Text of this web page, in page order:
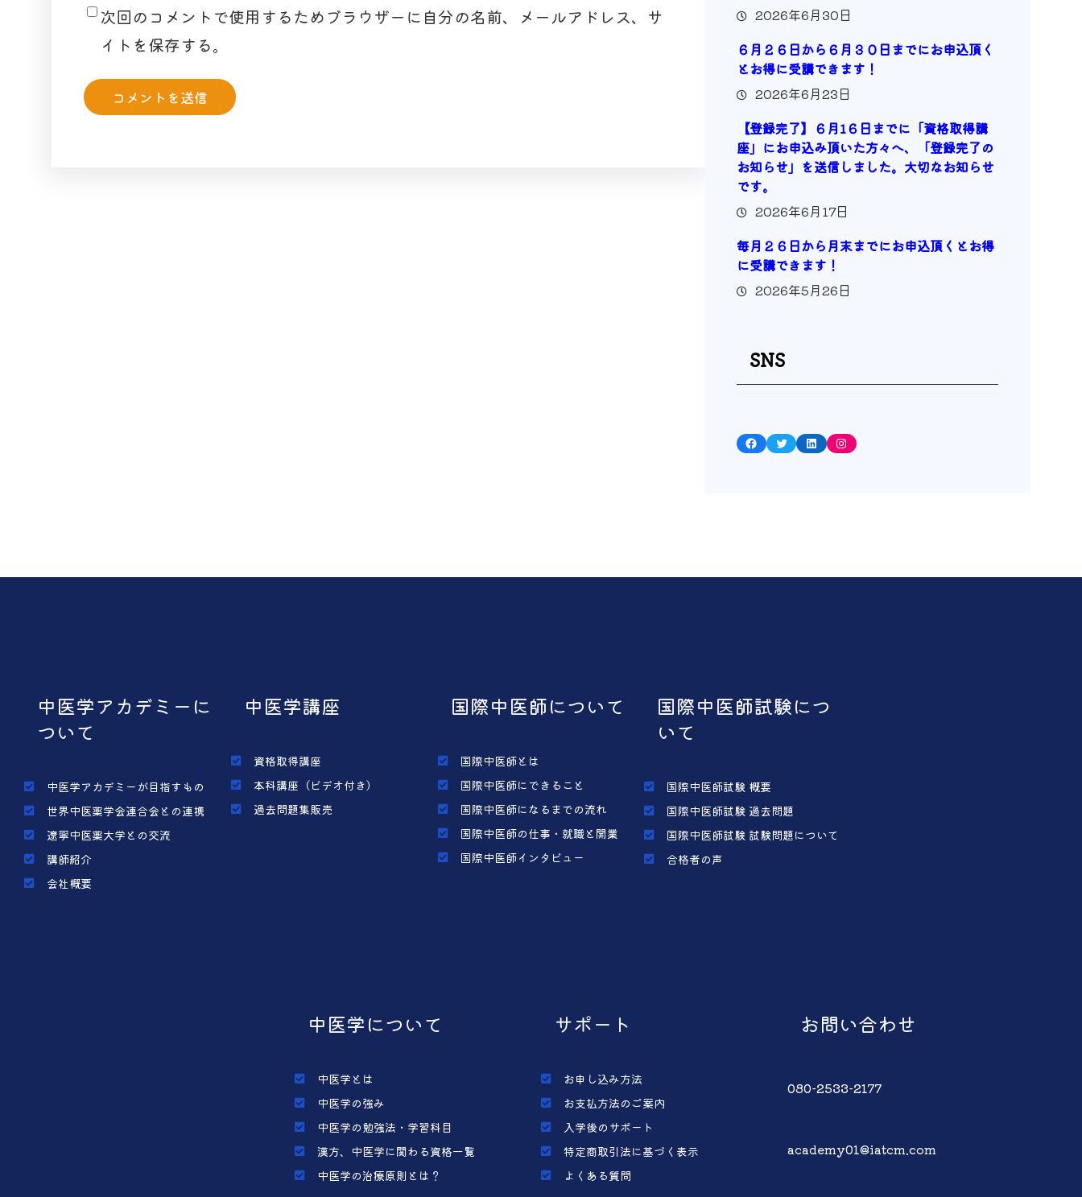
次回のコメントで使用するためブラウザーに自分の名前、メールアドレス、サ
イトを保存する。
2026年6月30日
６月２６日から６月３０日までにお申込頂く
とお得に受講できます！
2026年6月23日
【登録完了】６月1６日までに「資格取得講
座」にお申込み頂いた方々へ、「登録完了の
お知らせ」を送信しました。大切なお知らせ
です。
2026年6月17日
毎月２６日から月末までにお申込頂くとお得
に受講できます！
2026年5月26日
SNS
Facebook Twitter LinkedIn Instagram
中医学アカデミーに
ついて
中医学アカデミーが目指すもの
世界中医薬学会連合会との連携
遼寧中医薬大学との交流
講師紹介
会社概要
中医学講座
資格取得講座
本科講座（ビデオ付き）
過去問題集販売
国際中医師について
国際中医師とは
国際中医師にできること
国際中医師になるまでの流れ
国際中医師の仕事・就職と開業
国際中医師インタビュー
国際中医師試験につ
いて
国際中医師試験 概要
国際中医師試験 過去問題
国際中医師試験 試験問題について
合格者の声
中医学について
中医学とは
中医学の強み
中医学の勉強法・学習科目
漢方、中医学に関わる資格一覧
中医学の治療原則とは？
サポート
お申し込み方法
お支払方法のご案内
入学後のサポート
特定商取引法に基づく表示
よくある質問
お問い合わせ
080-2533-2177
academy01@iatcm.com